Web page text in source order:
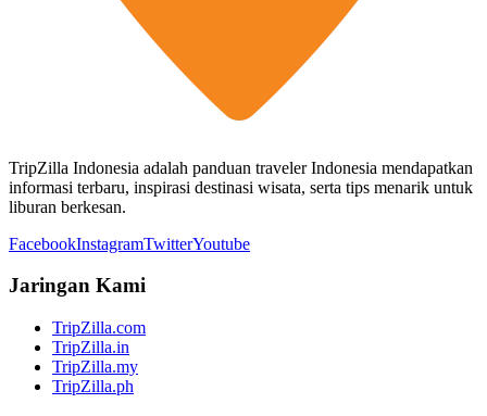
TripZilla Indonesia adalah panduan traveler Indonesia mendapatkan
informasi terbaru, inspirasi destinasi wisata, serta tips menarik untuk
liburan berkesan.
FacebookInstagramTwitterYoutube
Jaringan Kami
TripZilla.com
TripZilla.in
TripZilla.my
TripZilla.ph